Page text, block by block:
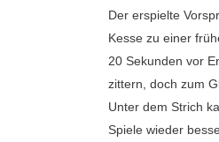
Der erspielte
Kesse zu einer
20 Sekunden vor
zittern, doch zum
Unter dem Strich
Spiele wieder